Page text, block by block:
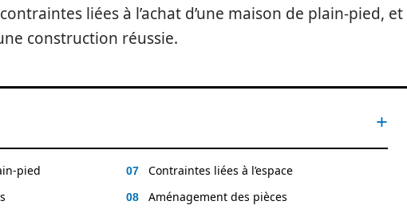
liées à l’achat d’une maison de plain-pied, et
construction réussie.
pied
Contraintes liées à l’espace
Aménagement des pièces